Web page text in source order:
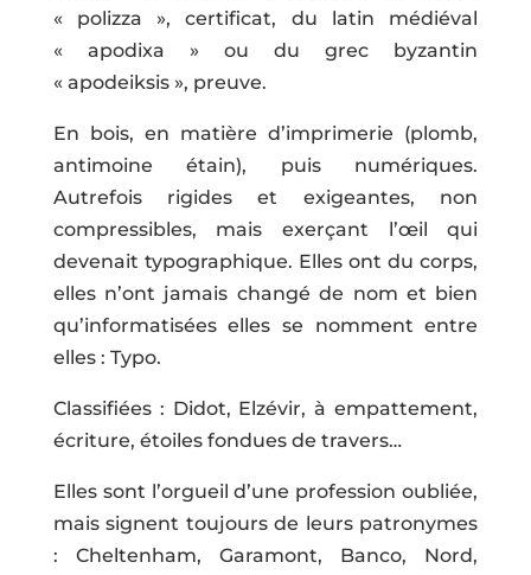
« polizza », certificat, du latin médiéval
« apodixa » ou du grec byzantin
« apodeiksis », preuve.
En bois, en matière d’imprimerie (plomb,
antimoine étain), puis numériques.
Autrefois rigides et exigeantes, non
compressibles, mais exerçant l’œil qui
devenait typographique. Elles ont du corps,
elles n’ont jamais changé de nom et bien
qu’informatisées elles se nomment entre
elles : Typo.
Classifiées : Didot, Elzévir, à empattement,
écriture, étoiles fondues de travers…
Elles sont l’orgueil d’une profession oubliée,
mais signent toujours de leurs patronymes
: Cheltenham, Garamont, Banco, Nord,